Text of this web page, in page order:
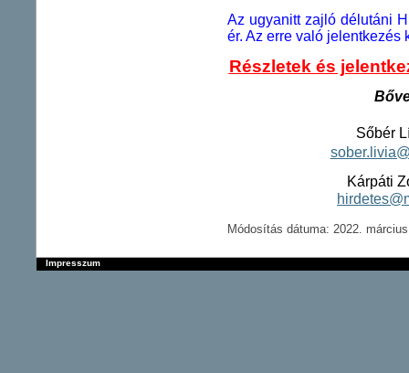
Az ugyanitt zajló délutáni
ér. Az erre való jelentkezés
Részletek és
Sőbér
Kárpáti
Módosítás dátuma: 2022.
Impresszum